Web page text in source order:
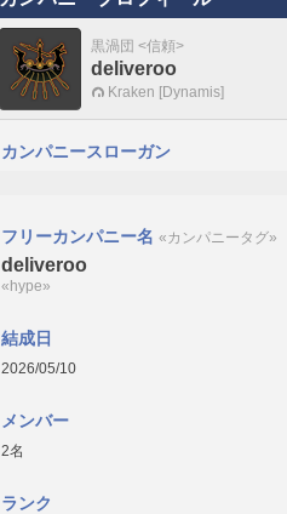
黒渦団 <信頼>
deliveroo
Kraken [Dynamis]
カンパニースローガン
フリーカンパニー名 «カンパニータグ»
deliveroo
«hype»
結成日
2026/05/10
メンバー
2名
ランク